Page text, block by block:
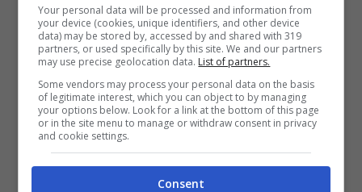
Il procedimento si trova nella fase delle
indagini preliminari e per gli indagati
principio di non colpevolezzasino alla
sentenza definitiva, ai sensi dell’art. 27 della
Costituzione.
Your personal data will be processed and information from
your device (cookies, unique identifiers, and other device
data) may be stored by, accessed by and shared with 319
partners, or used specifically by this site. We and our partners
may use precise geolocation data. List of partners.
Some vendors may process your personal data on the basis
of legitimate interest, which you can object to by managing
your options below. Look for a link at the bottom of this page
or in the site menu to manage or withdraw consent in privacy
and cookie settings.
Consent